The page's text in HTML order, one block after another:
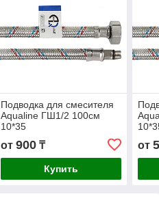
Подводка для смесителя
Aqualine ГШ1/2 100см
10*35
от 900₸
Купить
от